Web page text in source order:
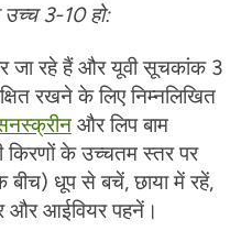
3-10 हो:
जा रहे हैं और यूवी सूचकांक 3
रखने के लिए निम्नलिखित
और लिप बाम
किरणों के उच्चतम स्तर पर
धूप से बचें, छाया में रहें,
और आईवियर पहनें।